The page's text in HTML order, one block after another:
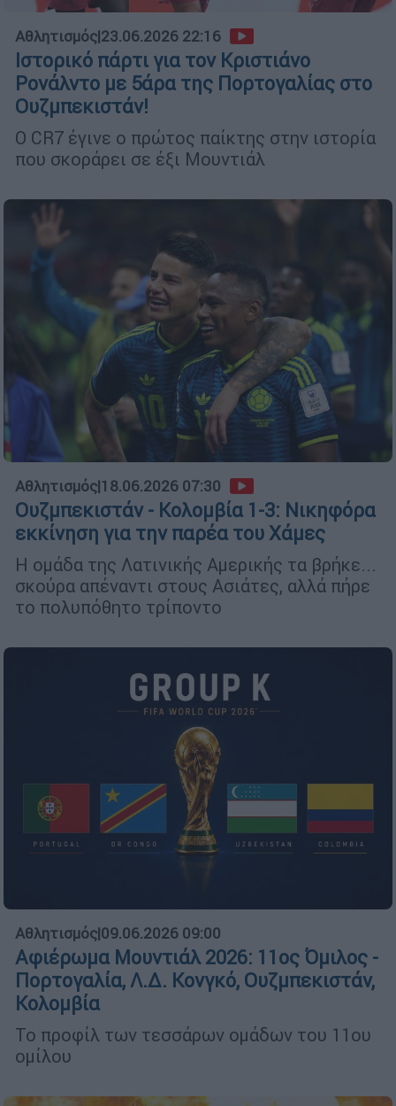
Αθλητισμός|23.06.2026 22:16
Ιστορικό πάρτι για τον Κριστιάνο
Ρονάλντο με 5άρα της Πορτογαλίας στο
Ουζμπεκιστάν!
Ο CR7 έγινε ο πρώτος παίκτης στην ιστορία
που σκοράρει σε έξι Μουντιάλ
Αθλητισμός|18.06.2026 07:30
Ουζμπεκιστάν - Κολομβία 1-3: Νικηφόρα
εκκίνηση για την παρέα του Χάμες
Η ομάδα της Λατινικής Αμερικής τα βρήκε...
σκούρα απέναντι στους Ασιάτες, αλλά πήρε
το πολυπόθητο τρίποντο
Αθλητισμός|09.06.2026 09:00
Αφιέρωμα Μουντιάλ 2026: 11ος Όμιλος -
Πορτογαλία, Λ.Δ. Κονγκό, Ουζμπεκιστάν,
Κολομβία
Το προφίλ των τεσσάρων ομάδων του 11ου
ομίλου